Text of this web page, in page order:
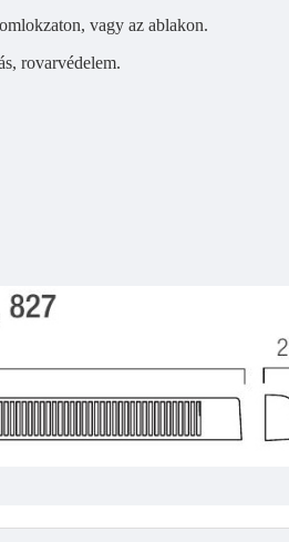
vagy az ablakon.
rovarvédelem.